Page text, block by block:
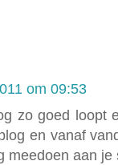
om 09:53
zo goed loopt
en vanaf
meedoen aan